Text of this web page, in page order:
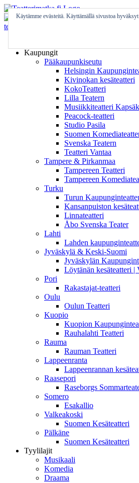
Skip
to
content
Kaupungit
Pääkaupunkiseutu
Helsingin
Kivinokan kesäteatteri
KokoTeatteri
Lilla Teatern
Musiikkiteatteri
Peacock-teatteri
Studio Pasila
Suomen
Svenska Teatern
Teatteri Vantaa
Tampere & Pirkanmaa
Tampereen Teatteri
Tampereen
Turku
Turun
Kansanpuiston
Linnateatteri
Åbo Svenska Teater
Lahti
Lahden
Jyväskylä & Keski-Suomi
Jyväskylän
Löytänän kesäteatteri |
Pori
Rakastajat-teatteri
Oulu
Oulun Teatteri
Kuopio
Kuopion
Rauhalahti Teatteri
Rauma
Rauman Teatteri
Lappeenranta
Lappeenrannan
Raasepori
Raseborgs
Somero
Esakallio
Valkeakoski
Suomen Kesäteatteri
Pälkäne
Suomen Kesäteatteri
Tyylilajit
Musikaali
Komedia
Draama
Käytämme evästeitä. Käyttämällä sivustoa